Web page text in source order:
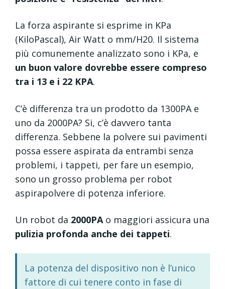
La forza aspirante si esprime in KPa
(KiloPascal), Air Watt o mm/H20. Il sistema
più comunemente analizzato sono i KPa, e
un buon valore dovrebbe essere compreso
tra i 13 e i 22 KPA.
C’è differenza tra un prodotto da 1300PA e
uno da 2000PA? Si, c’è davvero tanta
differenza. Sebbene la polvere sui pavimenti
possa essere aspirata da entrambi senza
problemi, i tappeti, per fare un esempio,
sono un grosso problema per robot
aspirapolvere di potenza inferiore.
Un robot da 2000PA o maggiori assicura una
pulizia profonda anche dei tappeti.
La potenza del dispositivo non è l’unico
fattore di cui tenere conto in fase di